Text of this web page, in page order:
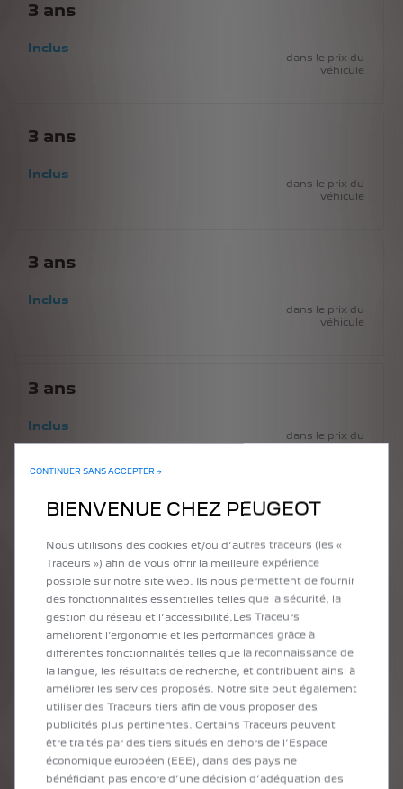
3 ans
Inclus
dans le prix du
véhicule
3 ans
Inclus
dans le prix du
véhicule
3 ans
Inclus
dans le prix du
véhicule
3 ans
Inclus
dans le prix du
ans
Inclus
dans le prix du
véhicule
ans
Inclus
dans le prix du
ans
CONTINUER SANS ACCEPTER →
BIENVENUE CHEZ PEUGEOT
Nous utilisons des cookies et/ou d’autres traceurs (les «
Traceurs ») afin de vous offrir la meilleure expérience
possible sur notre site web. Ils nous permettent de fournir
des fonctionnalités essentielles telles que la sécurité, la
gestion du réseau et l’accessibilité.Les Traceurs
améliorent l’ergonomie et les performances grâce à
différentes fonctionnalités telles que la reconnaissance de
la langue, les résultats de recherche, et contribuent ainsi à
améliorer les services proposés. Notre site peut également
utiliser des Traceurs tiers afin de vous proposer des
publicités plus pertinentes. Certains Traceurs peuvent
être traités par des tiers situés en dehors de l’Espace
économique européen (EEE), dans des pays ne
bénéficiant pas encore d’une décision d’adéquation des